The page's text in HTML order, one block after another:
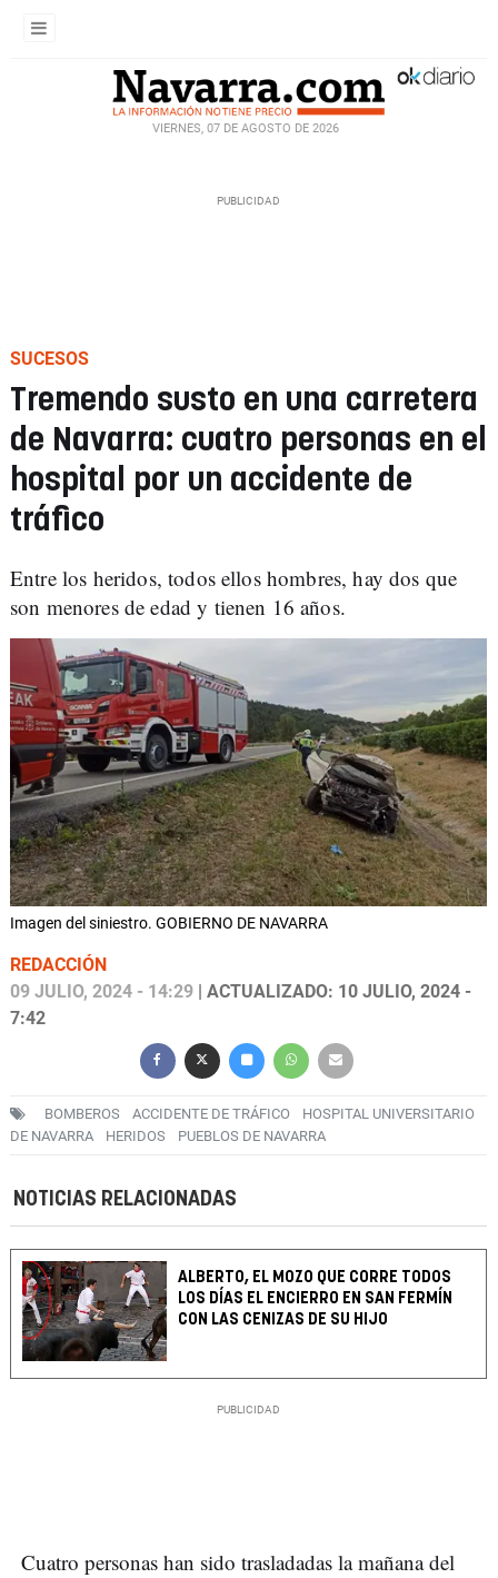
VIERNES, 07 DE AGOSTO DE 2026
SUCESOS
Tremendo susto en una carretera
de Navarra: cuatro personas en el
hospital por un accidente de
tráfico
Entre los heridos, todos ellos hombres, hay dos que
son menores de edad y tienen 16 años.
Imagen del siniestro. GOBIERNO DE NAVARRA
REDACCIÓN
09 JULIO, 2024 - 14:29 | ACTUALIZADO: 10 JULIO, 2024 -
7:42
BOMBEROS ACCIDENTE DE TRÁFICO
HOSPITAL UNIVERSITARIO
DE NAVARRA
HERIDOS PUEBLOS DE NAVARRA
NOTICIAS RELACIONADAS
ALBERTO, EL MOZO QUE CORRE TODOS
LOS DÍAS EL ENCIERRO EN SAN FERMÍN
CON LAS CENIZAS DE SU HIJO
Cuatro personas han sido trasladadas la mañana del